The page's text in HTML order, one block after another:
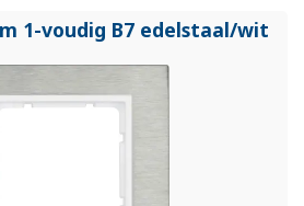
1-voudig B7 edelstaal/wit